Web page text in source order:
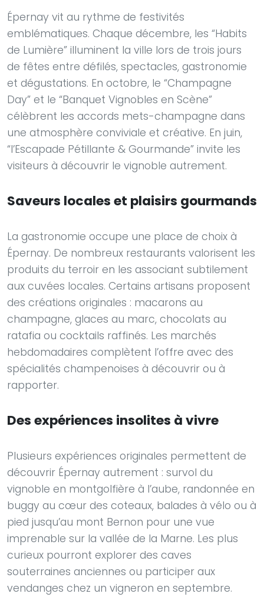
Épernay vit au rythme de festivités
emblématiques. Chaque décembre, les “Habits
de Lumière” illuminent la ville lors de trois jours
de fêtes entre défilés, spectacles, gastronomie
et dégustations. En octobre, le “Champagne
Day” et le “Banquet Vignobles en Scène”
célèbrent les accords mets-champagne dans
une atmosphère conviviale et créative. En juin,
“l’Escapade Pétillante & Gourmande” invite les
visiteurs à découvrir le vignoble autrement.
Saveurs locales et plaisirs gourmands
La gastronomie occupe une place de choix à
Épernay. De nombreux restaurants valorisent les
produits du terroir en les associant subtilement
aux cuvées locales. Certains artisans proposent
des créations originales : macarons au
champagne, glaces au marc, chocolats au
ratafia ou cocktails raffinés. Les marchés
hebdomadaires complètent l’offre avec des
spécialités champenoises à découvrir ou à
rapporter.
Des expériences insolites à vivre
Plusieurs expériences originales permettent de
découvrir Épernay autrement : survol du
vignoble en montgolfière à l’aube, randonnée en
buggy au cœur des coteaux, balades à vélo ou à
pied jusqu’au mont Bernon pour une vue
imprenable sur la vallée de la Marne. Les plus
curieux pourront explorer des caves
souterraines anciennes ou participer aux
vendanges chez un vigneron en septembre.